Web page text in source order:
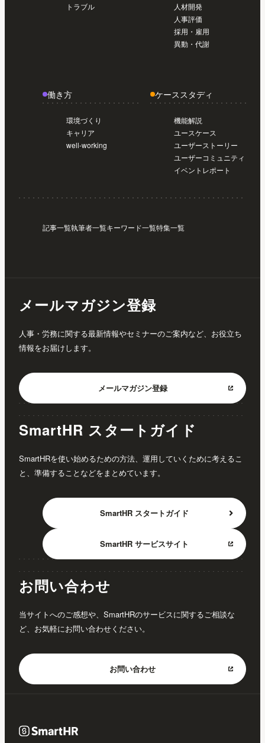
トラブル
人材開発
人事評価
採用・雇用
異動・代謝
働き方
環境づくり
キャリア
well-working
ケーススタディ
機能解説
ユースケース
ユーザーストーリー
ユーザーコミュニティ
イベントレポート
記事一覧執筆者一覧キーワード一覧特集一覧
メールマガジン登録
人事・労務に関する最新情報やセミナーのご案内など、お役立ち
情報をお届けします。
メールマガジン登録
SmartHR スタートガイド
SmartHRを使い始めるための方法、運用していくために考えるこ
と、準備することなどをまとめています。
SmartHR スタートガイド
SmartHR サービスサイト
お問い合わせ
当サイトへのご感想や、SmartHRのサービスに関するご相談な
ど、お気軽にお問い合わせください。
お問い合わせ